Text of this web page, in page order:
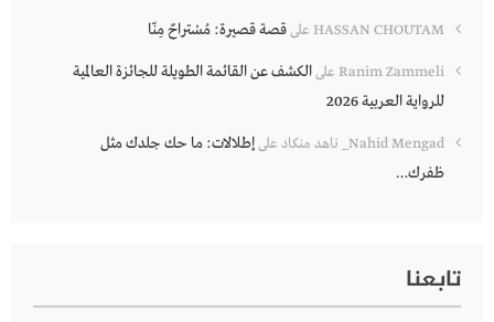
HASSAN CHOUTAM علىقصة قصيرة: مُسْتراحٌ مِنّا
Ranim Zammeli علىالكشف عن القائمة الطويلة للجائزة العالمية
للرواية العربية 2026
Nahid Mengad_ ناهد منكاد علىإطلالات: ما حك جلدك مثل
ظفرك…
تابعنا